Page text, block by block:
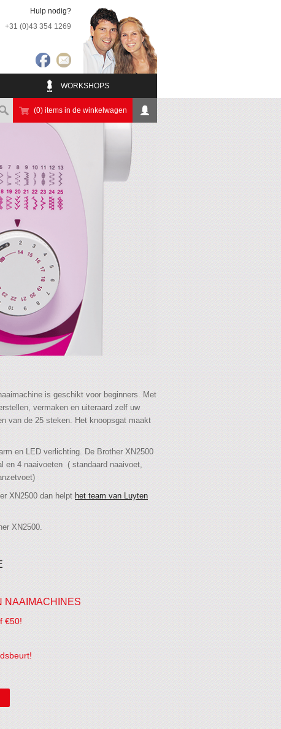
Hulp nodig?
+31 (0)43 354 1269
WORKSHOPS
(0) items in de winkelwagen
is geschikt voor beginners. Met
vermaken en uiteraard zelf uw
van de 25 steken. Het knoopsgat maakt
en LED verlichting. De Brother XN2500
en 4 naaivoeten ( standaard naaivoet,
XN2500 dan helpt het team van Luyten
XN2500.
NAAIMACHINES
€50!